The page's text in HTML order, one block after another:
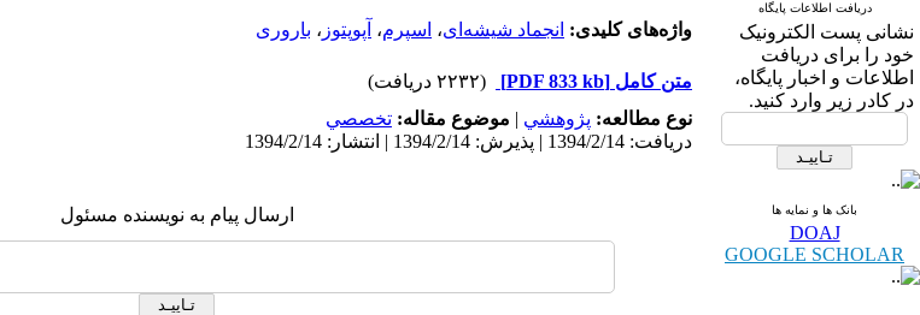
دریافت اطلاعات پایگاه
نشانی پست الکترونیک
خود را برای دریافت
اطلاعات و اخبار پایگاه،
در کادر زیر وارد کنید.
بانک ها و نمایه ها
DOAJ
GOOGLE SCHOLAR
واژه‌های کلیدی: انجماد شیشه‌ا‌ی، اسپرم، آپوپتوز ، باروری
متن کامل [PDF 833 kb]
(۲۲۳۲ دریافت)
نوع مطالعه: پژوهشي | موضوع مقاله: تخصصي
دریافت: 1394/2/14 | پذیرش: 1394/2/14 | انتشار: 1394/2/14
ارسال پیام به نویسنده مسئول